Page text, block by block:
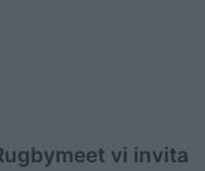
vi invita